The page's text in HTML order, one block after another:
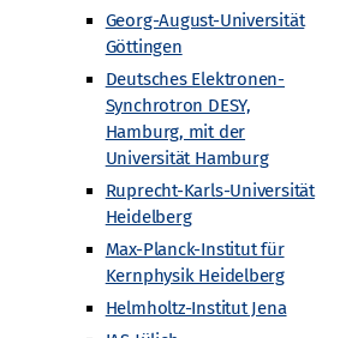
Georg-August-Universität
Göttingen
Deutsches Elektronen-
Synchrotron DESY,
Hamburg, mit der
Universität Hamburg
Ruprecht-Karls-Universität
Heidelberg
Max-Planck-Institut für
Kernphysik Heidelberg
Helmholtz-Institut Jena
Gefördert von